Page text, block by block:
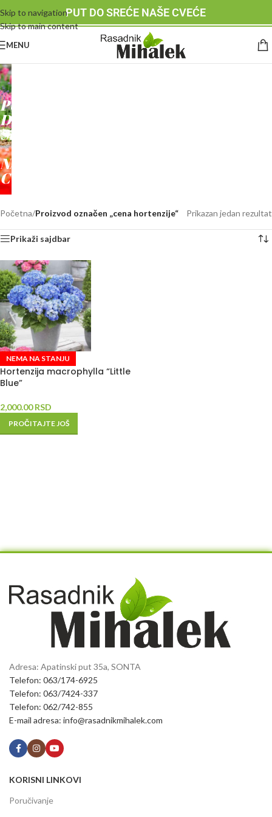
Skip to navigation
Skip to main content
PUT DO SREĆE NAŠE CVEĆE
MENU
RASADNIK
MIHALEK
PUT
DO
SREĆE
-
NAŠE
CVEĆE
Početna/Proizvod označen „cena hortenzije“ Prikazan jedan rezultat
Prikaži sajdbar
NEMA NA STANJU
Hortenzija macrophylla “Little
Blue”
2,000.00RSD
PROČITAJTE JOŠ
Adresa: Apatinski put 35a, SONTA
Telefon: 063/174-6925
Telefon: 063/7424-337
Telefon: 062/742-855
E-mail adresa: info@rasadnikmihalek.com
KORISNI LINKOVI
Poručivanje